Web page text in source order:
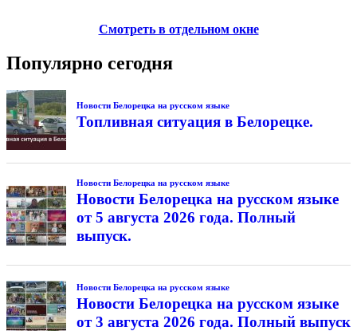
Смотреть в отдельном окне
Популярно сегодня
Новости Белорецка на русском языке
Топливная ситуация в Белорецке.
Новости Белорецка на русском языке
Новости Белорецка на русском языке
от 5 августа 2026 года. Полный
выпуск.
Новости Белорецка на русском языке
Новости Белорецка на русском языке
от 3 августа 2026 года. Полный выпуск